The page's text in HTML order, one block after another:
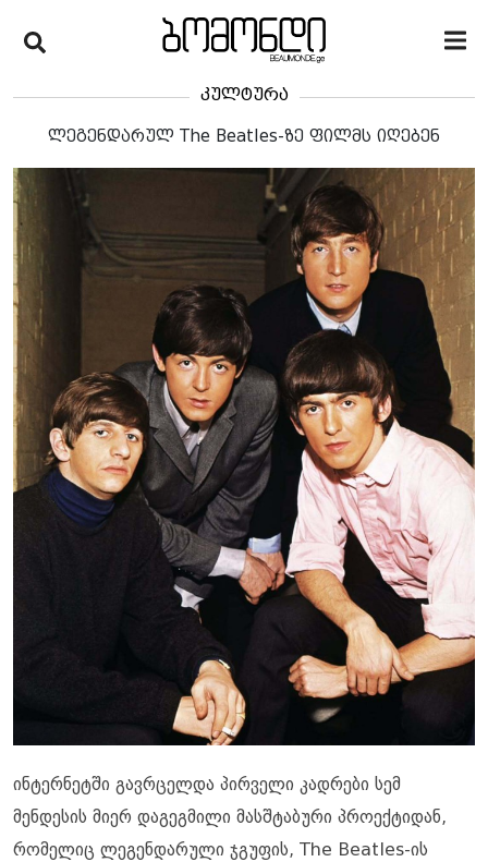
კულტურა
ლეგენდარულ The Beatles-ზე ფილმს იღებენ
ინტერნეტში გავრცელდა პირველი კადრები სემ
მენდესის მიერ დაგეგმილი მასშტაბური პროექტიდან,
რომელიც ლეგენდარული ჯგუფის, The Beatles-ის